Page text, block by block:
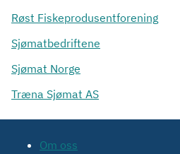
Røst Fiskeprodusentforening
Sjømatbedriftene
Sjømat Norge
Træna Sjømat AS
Om oss